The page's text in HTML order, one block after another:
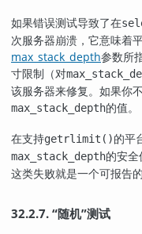
如果错误测试导致了在
次服务器崩溃，它意味着
max_stack_depth参数所
寸限制（对
该服务器来修复。如果你
max_stack_depth的值。
在支持getrlimit()的平
max_stack_depth的安全
这类失败就是一个可报告的
32.2.7.“随机”测试